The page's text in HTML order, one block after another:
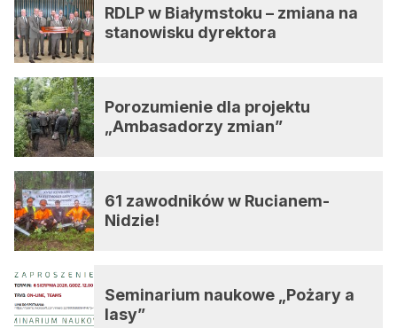
RDLP w Białymstoku – zmiana na
stanowisku dyrektora
Porozumienie dla projektu
„Ambasadorzy zmian”
61 zawodników w Rucianem-
Nidzie!
Seminarium naukowe „Pożary a
lasy”